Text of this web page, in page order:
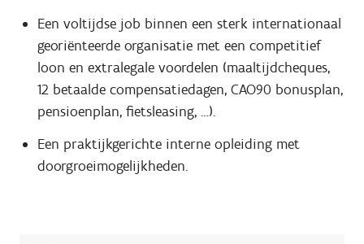
Een voltijdse job binnen een sterk internationaal
georiënteerde organisatie met een competitief
loon en extralegale voordelen (maaltijdcheques,
12 betaalde compensatiedagen, CAO90 bonusplan,
pensioenplan, fietsleasing, …).
Een praktijkgerichte interne opleiding met
doorgroeimogelijkheden.